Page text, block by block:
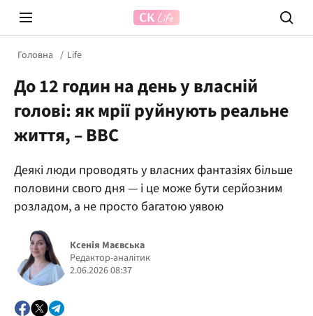
Prosecco Time
Головна Life
До 12 годин на день у власній
голові: як мрії руйнують реальне
життя, – ВВС
Деякі люди проводять у власних фантазіях більше
половини свого дня — і це може бути серйозним
розладом, а не просто багатою уявою
Ксенія Маєвська
Редактор-аналітик
2.06.2026 08:37